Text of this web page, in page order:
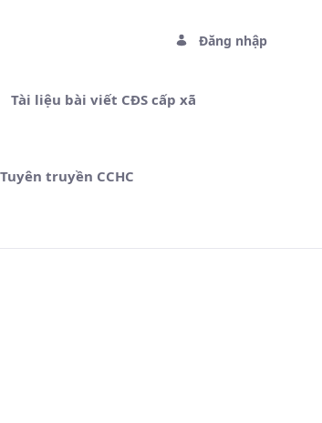
Đăng nhập
Tài liệu bài viết CĐS cấp xã
Tuyên truyền CCHC